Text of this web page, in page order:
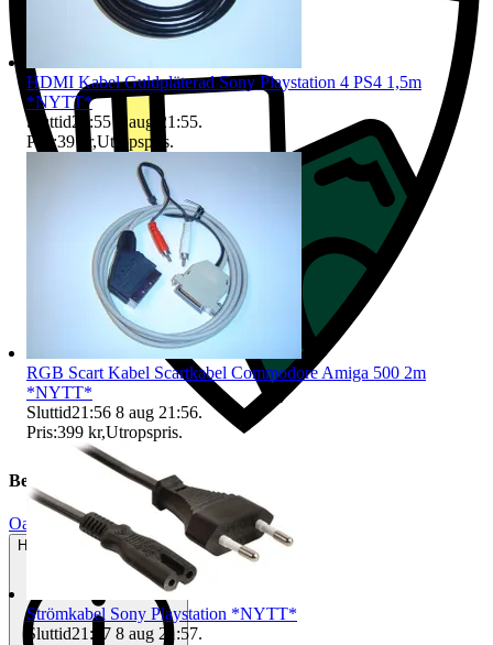
Beskrivning
Oanvänt
Helt ny och aldrig använd
HDMI Kabel Guldpläterad Sony Playstation 4 PS4 1,5m
*NYTT*
Sluttid21:55 8 aug 21:55.
Pris:39 kr,Utropspris.
RGB Scart Kabel Scartkabel Commodore Amiga 500 2m
*NYTT*
Sluttid21:56 8 aug 21:56.
Pris:399 kr,Utropspris.
Strömkabel Sony Playstation *NYTT*
Sluttid21:57 8 aug 21:57.